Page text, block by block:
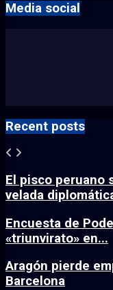
Media social
Recent posts
El pisco peruano
velada
Encuesta de
«triunvirato» en...
Aragón pierde
Barcelona